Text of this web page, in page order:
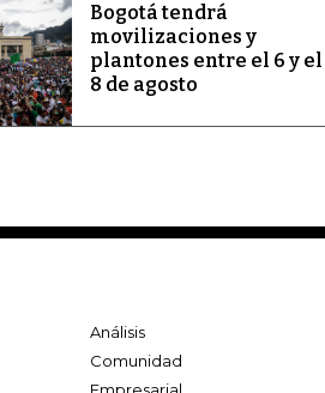
Bogotá tendrá
movilizaciones y
plantones entre el 6 y el
8 de agosto
Análisis
Comunidad